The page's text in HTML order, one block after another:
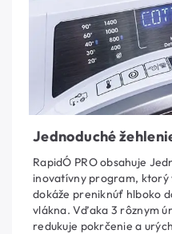
Jednoduché
RapidÓ PRO obsahuje
inovatívny program,
dokáže preniknúť hlboko
vlákna. Vďaka 3 rôznym
redukuje pokrčenie a